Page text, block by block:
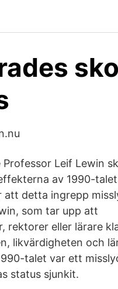
Leif Lewin
av 1990-
att detta ingrepp
som tar upp att
rektorer eller lärare
likvärdigheten och
talet var ett
status sjunkit.